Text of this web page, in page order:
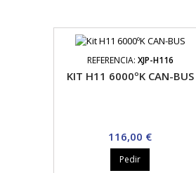
REFERENCIA: XJP-H116
KIT H11 6000ºK CAN-BUS
Precio
116,00 €
Pedir